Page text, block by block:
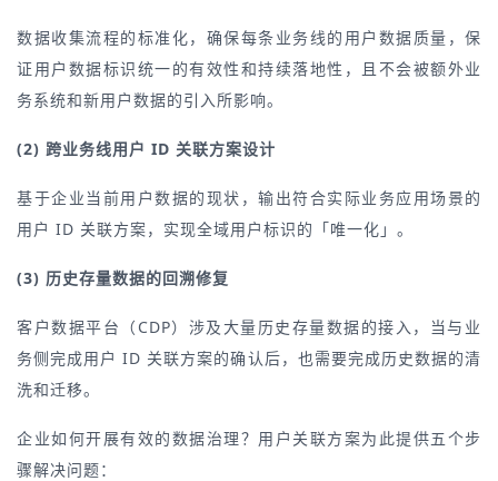
数据收集流程的标准化，确保每条业务线的用户数据质量，保
证用户数据标识统一的有效性和持续落地性，且不会被额外业
务系统和新用户数据的引入所影响。
(2) 跨业务线用户 ID 关联方案设计
基于企业当前用户数据的现状，输出符合实际业务应用场景的
用户 ID 关联方案，实现全域用户标识的「唯一化」。
(3) 历史存量数据的回溯修复
客户数据平台（CDP）涉及大量历史存量数据的接入，当与业
务侧完成用户 ID 关联方案的确认后，也需要完成历史数据的清
洗和迁移。
企业如何开展有效的数据治理？用户关联方案为此提供五个步
骤解决问题：